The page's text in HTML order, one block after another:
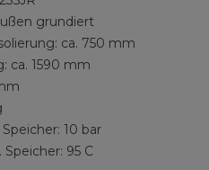
grundiert
ca. 750 mm
ca. 1590 mm
10 bar
95 C